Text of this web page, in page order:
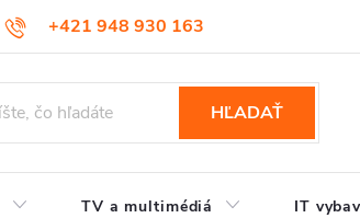
+421 948 930 163
HĽADAŤ
TV a multimédiá IT